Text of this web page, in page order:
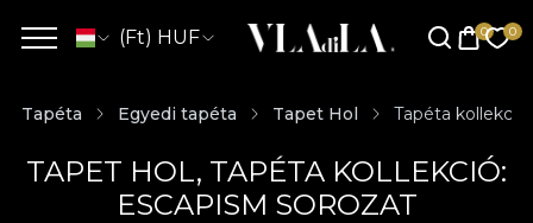
(Ft) HUF
Tapéta Egyedi tapéta Tapet Hol Tapéta
TAPET HOL, TAPÉTA KOLLEKCIÓ:
ESCAPISM SOROZAT